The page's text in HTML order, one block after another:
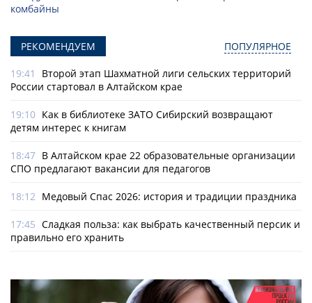
комбайны
РЕКОМЕНДУЕМ ПОПУЛЯРНОЕ
19:41
Второй этап Шахматной лиги сельских территорий
России стартовал в Алтайском крае
19:10 Как в библиотеке ЗАТО Сибирский возвращают
детям интерес к книгам
18:47 В Алтайском крае 22 образовательные организации
СПО предлагают вакансии для педагогов
18:12 Медовый Спас 2026: история и традиции праздника
17:45 Сладкая польза: как выбрать качественный персик и
правильно его хранить